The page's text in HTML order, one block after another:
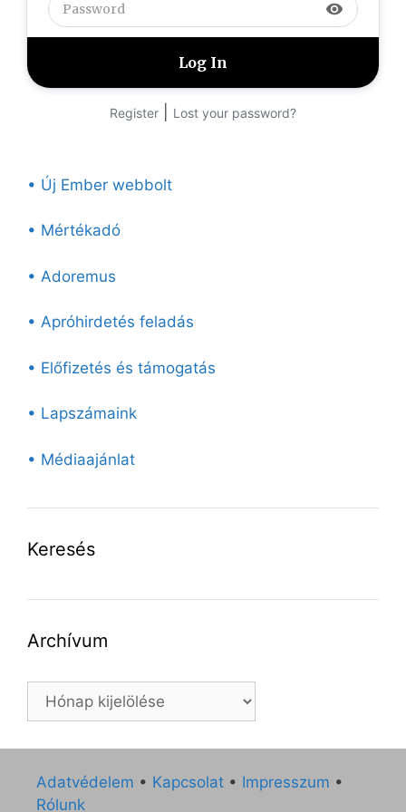
visibility
Register Lost your password?
• Új Ember webbolt
• Mértékadó
• Adoremus
• Apróhirdetés feladás
• Előfizetés és támogatás
• Lapszámaink
• Médiaajánlat
Keresés
Archívum
Archívum
Adatvédelem • Kapcsolat • Impresszum •
Rólunk